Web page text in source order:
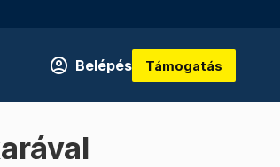
Belépés Támogatás